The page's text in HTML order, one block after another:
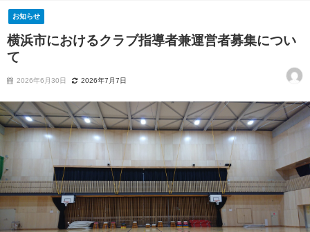
お知らせ
横浜市におけるクラブ指導者兼運営者募集につい
て
2026年6月30日 2026年7月7日